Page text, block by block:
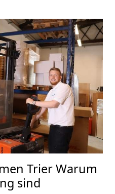
Trier Warum
sind